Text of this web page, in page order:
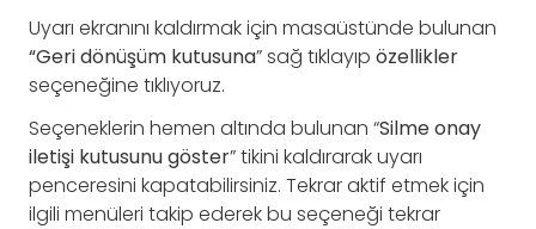
Uyarı ekranını kaldırmak için masaüstünde bulunan
“Geri dönüşüm kutusuna” sağ tıklayıp özellikler
seçeneğine tıklıyoruz.
Seçeneklerin hemen altında bulunan “Silme onay
iletişi kutusunu göster” tikini kaldırarak uyarı
penceresini kapatabilirsiniz. Tekrar aktif etmek için
ilgili menüleri takip ederek bu seçeneği tekrar